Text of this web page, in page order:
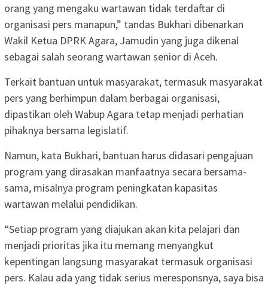
orang yang mengaku wartawan tidak terdaftar di
organisasi pers manapun,” tandas Bukhari dibenarkan
Wakil Ketua DPRK Agara, Jamudin yang juga dikenal
sebagai salah seorang wartawan senior di Aceh.
Terkait bantuan untuk masyarakat, termasuk masyarakat
pers yang berhimpun dalam berbagai organisasi,
dipastikan oleh Wabup Agara tetap menjadi perhatian
pihaknya bersama legislatif.
Namun, kata Bukhari, bantuan harus didasari pengajuan
program yang dirasakan manfaatnya secara bersama-
sama, misalnya program peningkatan kapasitas
wartawan melalui pendidikan.
“Setiap program yang diajukan akan kita pelajari dan
menjadi prioritas jika itu memang menyangkut
kepentingan langsung masyarakat termasuk organisasi
pers. Kalau ada yang tidak serius meresponsnya, saya bisa